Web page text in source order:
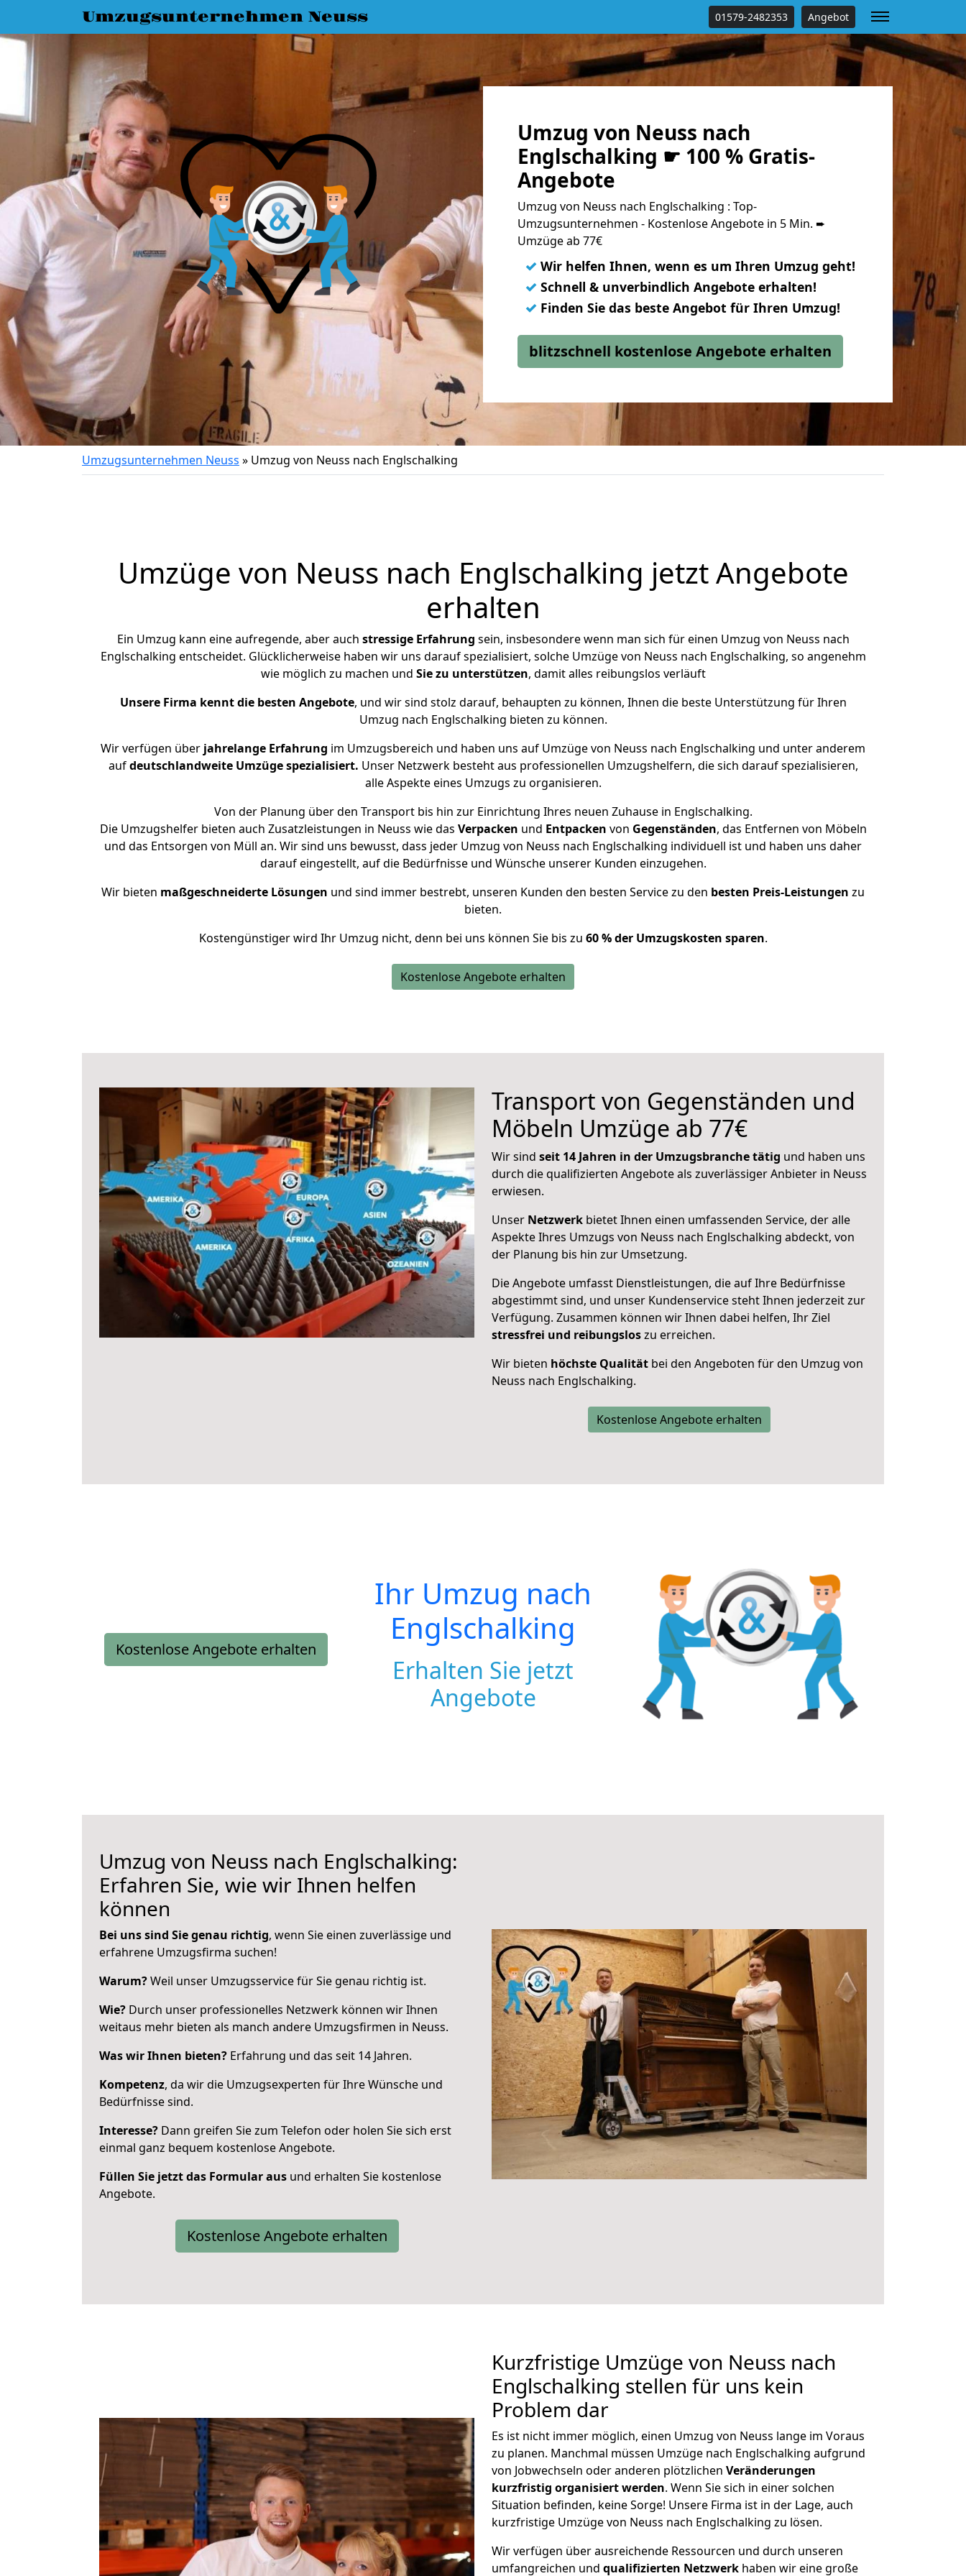
Umzugsunternehmen Neuss 01579-2482353 Angebot
Umzug von Neuss nach
Englschalking ☛ 100 % Gratis-
Angebote
Umzug von Neuss nach Englschalking : Top-
Umzugsunternehmen - Kostenlose Angebote in 5 Min. ➨
Umzüge ab 77€
✓ Wir helfen Ihnen, wenn es um Ihren Umzug geht!
✓ Schnell & unverbindlich Angebote erhalten!
✓ Finden Sie das beste Angebot für Ihren Umzug!
blitzschnell kostenlose Angebote erhalten
Umzugsunternehmen Neuss » Umzug von Neuss nach Englschalking
Umzüge von Neuss nach Englschalking jetzt Angebote
erhalten
Ein Umzug kann eine aufregende, aber auch stressige Erfahrung sein, insbesondere wenn man sich für einen Umzug von Neuss nach
Englschalking entscheidet. Glücklicherweise haben wir uns darauf spezialisiert, solche Umzüge von Neuss nach Englschalking, so angenehm
wie möglich zu machen und Sie zu unterstützen, damit alles reibungslos verläuft
Unsere Firma kennt die besten Angebote, und wir sind stolz darauf, behaupten zu können, Ihnen die beste Unterstützung für Ihren
Umzug nach Englschalking bieten zu können.
Wir verfügen über jahrelange Erfahrung im Umzugsbereich und haben uns auf Umzüge von Neuss nach Englschalking und unter anderem
aufdeutschlandweite Umzüge spezialisiert. Unser Netzwerk besteht aus professionellen Umzugshelfern, die sich darauf spezialisieren,
alle Aspekte eines Umzugs zu organisieren.
Von der Planung über den Transport bis hin zur Einrichtung Ihres neuen Zuhause in Englschalking.
Die Umzugshelfer bieten auch Zusatzleistungen in Neuss wie das Verpacken und Entpacken von Gegenständen, das Entfernen von Möbeln
und das Entsorgen von Müll an. Wir sind uns bewusst, dass jeder Umzug von Neuss nach Englschalking individuell ist und haben uns daher
darauf eingestellt, auf die Bedürfnisse und Wünsche unserer Kunden einzugehen.
Wir bieten maßgeschneiderte Lösungen und sind immer bestrebt, unseren Kunden den besten Service zu den besten Preis-Leistungen zu
bieten.
Kostengünstiger wird Ihr Umzug nicht, denn bei uns können Sie bis zu 60 % der Umzugskosten sparen.
Kostenlose Angebote erhalten
Transport von Gegenständen und
Möbeln Umzüge ab 77€
Wir sind seit 14 Jahren in der Umzugsbranche tätig und haben uns
durch die qualifizierten Angebote als zuverlässiger Anbieter in Neuss
erwiesen.
Unser Netzwerk bietet Ihnen einen umfassenden Service, der alle
Aspekte Ihres Umzugs von Neuss nach Englschalking abdeckt, von
der Planung bis hin zur Umsetzung.
Die Angebote umfasst Dienstleistungen, die auf Ihre Bedürfnisse
abgestimmt sind, und unser Kundenservice steht Ihnen jederzeit zur
Verfügung. Zusammen können wir Ihnen dabei helfen, Ihr Ziel
stressfrei und reibungsloszu erreichen.
Wir bieten höchste Qualität bei den Angeboten für den Umzug von
Neuss nach Englschalking.
Kostenlose Angebote erhalten
Kostenlose Angebote erhalten
Ihr Umzug nach
Englschalking
Erhalten Sie jetzt
Angebote
Umzug von Neuss nach Englschalking:
Erfahren Sie, wie wir Ihnen helfen
können
Bei uns sind Sie genau richtig, wenn Sie einen zuverlässige und
erfahrene Umzugsfirma suchen!
Warum?Weil unser Umzugsservice für Sie genau richtig ist.
Wie? Durch unser professionelles Netzwerk können wir Ihnen
weitaus mehr bieten als manch andere Umzugsfirmen in Neuss.
Was wir Ihnen bieten? Erfahrung und das seit 14 Jahren.
Kompetenz, da wir die Umzugsexperten für Ihre Wünsche und
Bedürfnisse sind.
Interesse? Dann greifen Sie zum Telefon oder holen Sie sich erst
einmal ganz bequem kostenlose Angebote.
Füllen Sie jetzt das Formular aus und erhalten Sie kostenlose
Angebote.
Kostenlose Angebote erhalten
Kurzfristige Umzüge von Neuss nach
Englschalking stellen für uns kein
Problem dar
Es ist nicht immer möglich, einen Umzug von Neuss lange im Voraus
zu planen. Manchmal müssen Umzüge nach Englschalking aufgrund
von Jobwechseln oder anderen plötzlichen Veränderungen
kurzfristig organisiert werden. Wenn Sie sich in einer solchen
Situation befinden, keine Sorge! Unsere Firma ist in der Lage, auch
kurzfristige Umzüge von Neuss nach Englschalking zu lösen.
Wir verfügen über ausreichende Ressourcen und durch unseren
umfangreichen und qualifizierten Netzwerk haben wir eine große